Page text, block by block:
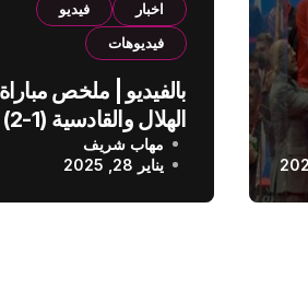
اخبار
فيديو
فيديوهات
بالفيديو | ملخص مباراة
الهلال والقادسية (1-2)
الدوري السعودي
مهاب شريف
يناير 28, 2025